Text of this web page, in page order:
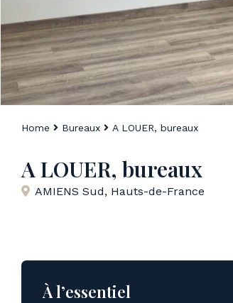
Home Bureaux A LOUER, bureaux
A LOUER, bureaux
AMIENS Sud, Hauts-de-France
À l’essentiel